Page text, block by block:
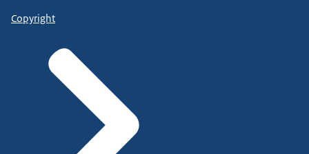
Copyright